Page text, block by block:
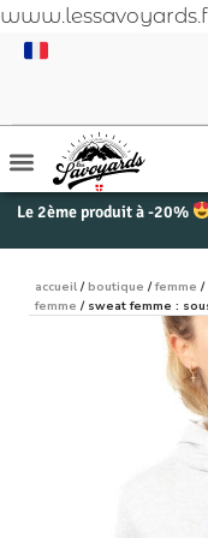
Le 2ème produit à -20%
accueil / boutique / femme /
femme / sweat femme :